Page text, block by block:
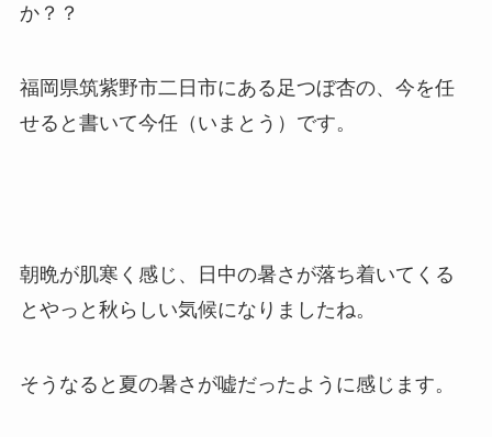
か？？
福岡県筑紫野市二日市にある足つぼ杏の、今を任
せると書いて今任（いまとう）です。
朝晩が肌寒く感じ、日中の暑さが落ち着いてくる
とやっと秋らしい気候になりましたね。
そうなると夏の暑さが嘘だったように感じます。